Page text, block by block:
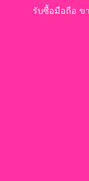
รับซื้อมือถือ ข